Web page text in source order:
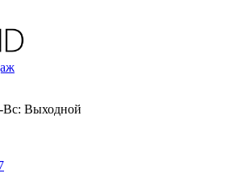
Вс: Выходной